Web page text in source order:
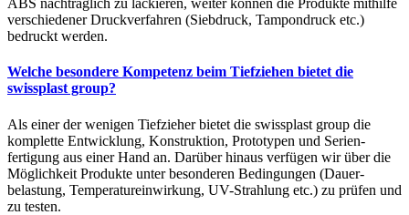
ABS nachträglich zu lackieren, weiter können die Produkte mithilfe
verschiedener Druck­verfahren (Siebdruck, Tampondruck etc.)
bedruckt werden.
Welche besondere Kompetenz beim Tiefziehen bietet die
swissplast group?
Als einer der wenigen Tief­zieher bietet die swissplast group die
komplette Entwicklung, Konstruktion, Prototypen und Serien­
fertigung aus einer Hand an. Darüber hinaus verfügen wir über die
Möglichkeit Produkte unter besonderen Bedingungen (Dauer­
belastung, Temperatur­einwirkung, UV-Strahlung etc.) zu prüfen und
zu testen.